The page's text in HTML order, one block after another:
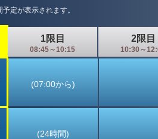
定が表示されます。
1限目
08:45～10:15
2限目
10:30～
(07:00から)
(24時間)